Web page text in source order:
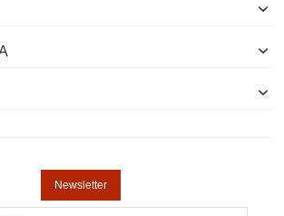
Newsletter